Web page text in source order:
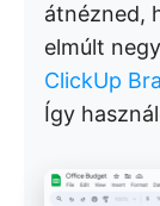
átnézned,
elmúlt
ClickUp
Így